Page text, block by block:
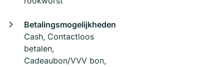
Betalingsmogelijkheden
Cash, Contactloos
betalen,
Cadeaubon/VVV bon,